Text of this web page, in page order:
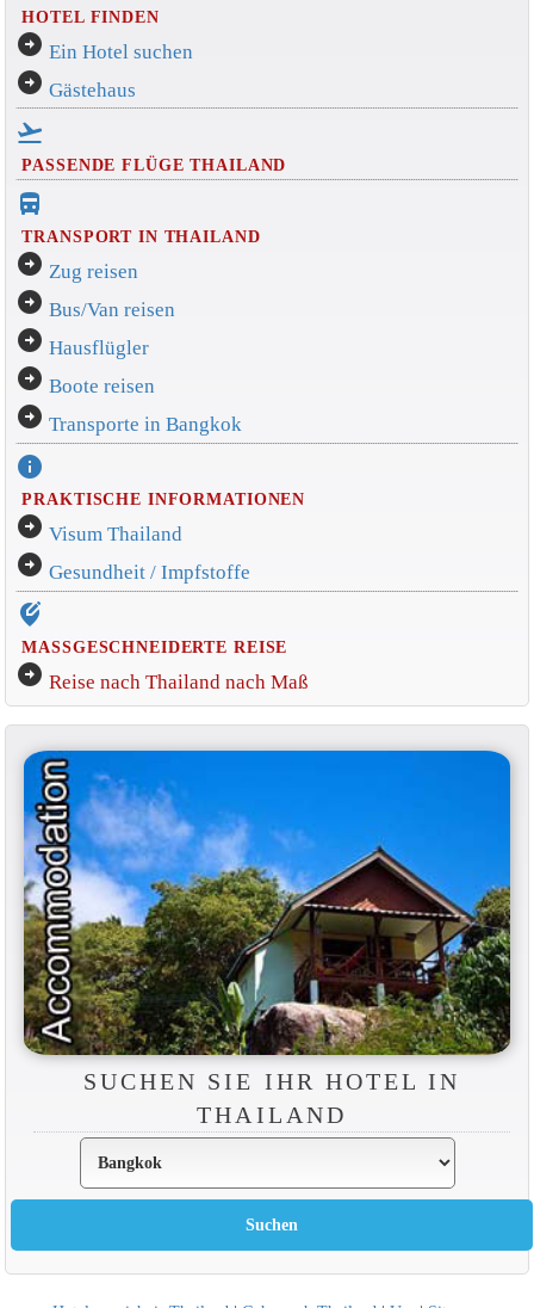
HOTEL FINDEN
arrow_circle_right Ein Hotel suchen
arrow_circle_right Gästehaus
flight_takeoff
PASSENDE FLÜGE THAILAND
directions_bus_filled
TRANSPORT IN THAILAND
arrow_circle_right Zug reisen
arrow_circle_right Bus/Van reisen
arrow_circle_right Hausflügler
arrow_circle_right Boote reisen
arrow_circle_right Transporte in Bangkok
info
PRAKTISCHE INFORMATIONEN
arrow_circle_right Visum Thailand
arrow_circle_right Gesundheit / Impfstoffe
edit_location_alt
MASSGESCHNEIDERTE REISE
arrow_circle_right Reise nach Thailand nach Maß
SUCHEN SIE IHR HOTEL IN
THAILAND